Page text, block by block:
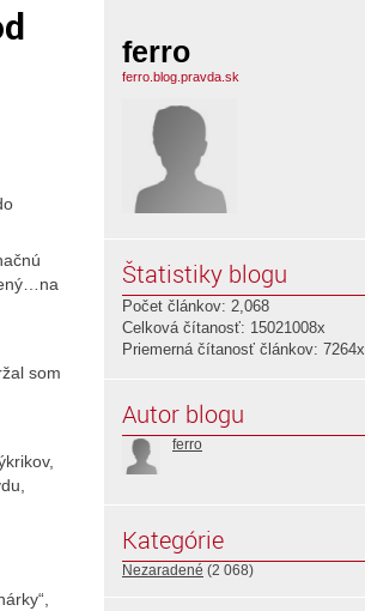
som
ferro
ferro.blog.pravda.sk
Štatistiky blogu
Počet článkov: 2,068
Celková čítanosť: 15021008x
Priemerná čítanosť článkov: 7264x
Autor blogu
ferro
Kategórie
Nezaradené (2 068)